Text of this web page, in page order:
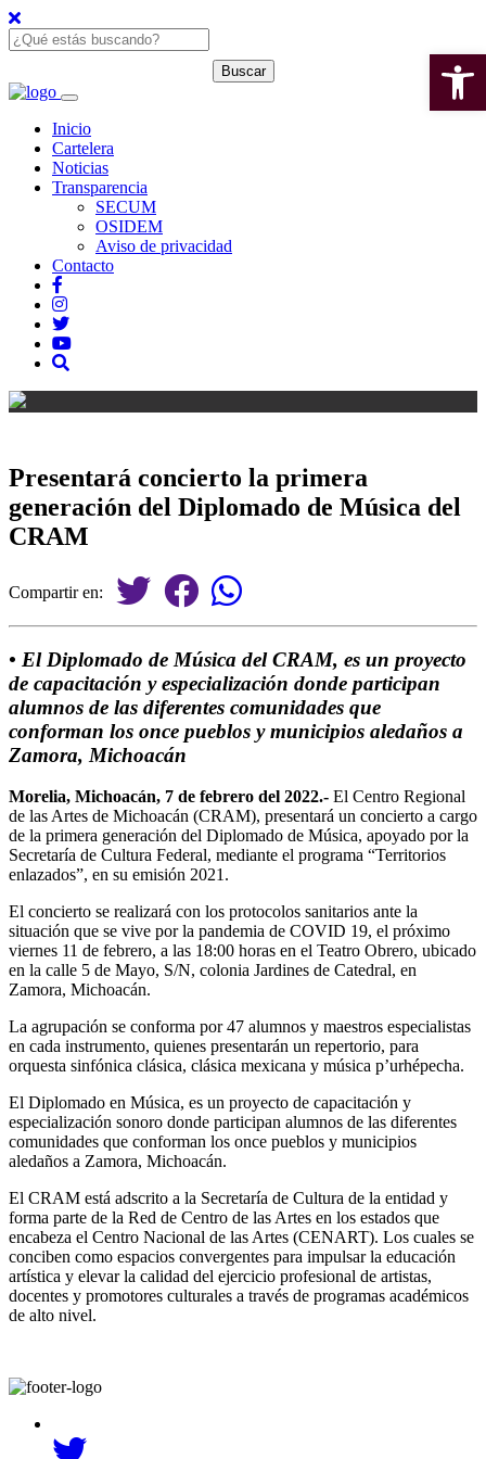
Inicio
Cartelera
Noticias
Transparencia
SECUM
OSIDEM
Aviso de privacidad
Contacto
Presentará concierto la primera
generación del Diplomado de Música del
CRAM
Compartir en:
• El Diplomado de Música del CRAM, es un proyecto
de capacitación y especialización donde participan
alumnos de las diferentes comunidades que
conforman los once pueblos y municipios aledaños a
Zamora, Michoacán
Morelia, Michoacán, 7 de febrero del 2022.- El Centro Regional
de las Artes de Michoacán (CRAM), presentará un concierto a cargo
de la primera generación del Diplomado de Música, apoyado por la
Secretaría de Cultura Federal, mediante el programa “Territorios
enlazados”, en su emisión 2021.
El concierto se realizará con los protocolos sanitarios ante la
situación que se vive por la pandemia de COVID 19, el próximo
viernes 11 de febrero, a las 18:00 horas en el Teatro Obrero, ubicado
en la calle 5 de Mayo, S/N, colonia Jardines de Catedral, en
Zamora, Michoacán.
La agrupación se conforma por 47 alumnos y maestros especialistas
en cada instrumento, quienes presentarán un repertorio, para
orquesta sinfónica clásica, clásica mexicana y música p’urhépecha.
El Diplomado en Música, es un proyecto de capacitación y
especialización sonoro donde participan alumnos de las diferentes
comunidades que conforman los once pueblos y municipios
aledaños a Zamora, Michoacán.
El CRAM está adscrito a la Secretaría de Cultura de la entidad y
forma parte de la Red de Centro de las Artes en los estados que
encabeza el Centro Nacional de las Artes (CENART). Los cuales se
conciben como espacios convergentes para impulsar la educación
artística y elevar la calidad del ejercicio profesional de artistas,
docentes y promotores culturales a través de programas académicos
de alto nivel.